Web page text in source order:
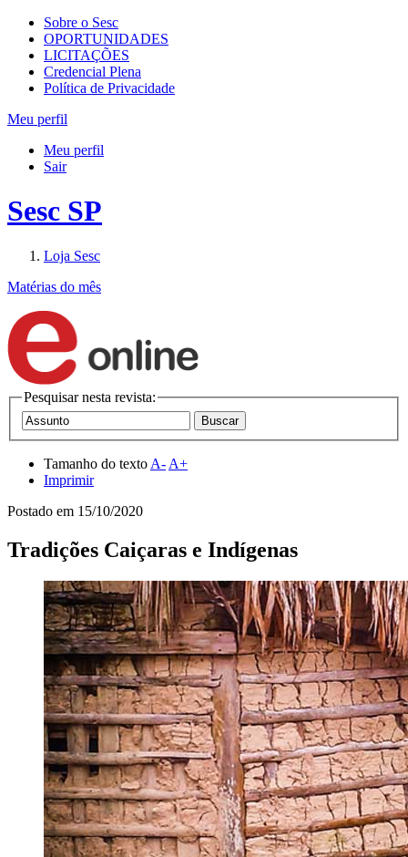
Sobre o Sesc
OPORTUNIDADES
LICITAÇÕES
Credencial Plena
Política de Privacidade
Meu perfil
Meu perfil
Sair
Sesc SP
Loja Sesc
Matérias do mês
Pesquisar nesta revista:
Tamanho do texto A- A+
Imprimir
Postado em 15/10/2020
Tradições Caiçaras e Indígenas